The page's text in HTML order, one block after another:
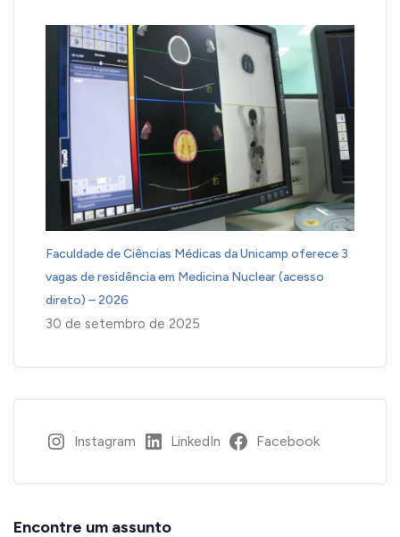
Faculdade de Ciências Médicas da Unicamp oferece 3
vagas de residência em Medicina Nuclear (acesso
direto) – 2026
30 de setembro de 2025
Instagram LinkedIn Facebook
Encontre um assunto